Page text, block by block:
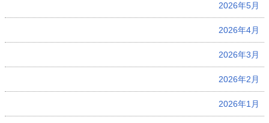
2026年5月
2026年4月
2026年3月
2026年2月
2026年1月